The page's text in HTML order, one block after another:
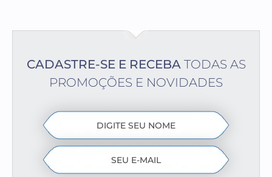
CADASTRE-SE E RECEBATODAS AS
PROMOÇÕES E NOVIDADES